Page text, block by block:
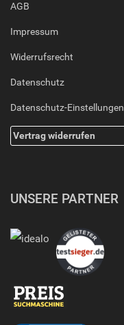
AGB
Impressum
Widerrufsrecht
Datenschutz
Datenschutz-Einstellungen
Vertrag widerrufen
UNSERE PARTNER